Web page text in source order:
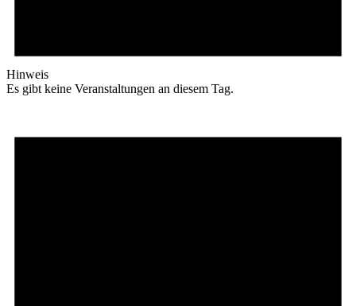
Hinweis
Es gibt keine Veranstaltungen an diesem Tag.